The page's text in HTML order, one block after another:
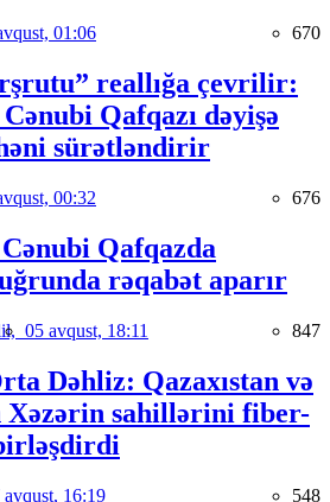
01:06 670
reallığa çevrilir:
Qafqazı dəyişə
sürətləndirir
00:32 676
Qafqazda
rəqabət aparır
05 avqust, 18:11 847
Dəhliz: Qazaxıstan və
Xəzərin sahillərini fiber-
avqust, 16:19 548